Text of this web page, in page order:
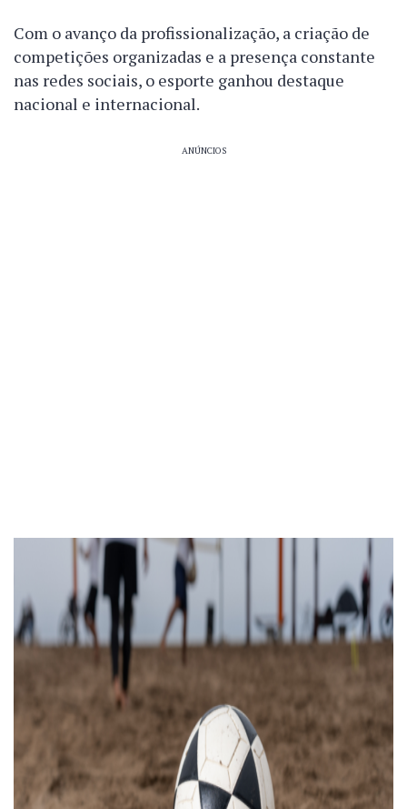
Com o avanço da profissionalização, a criação de
competições organizadas e a presença constante
nas redes sociais, o esporte ganhou destaque
nacional e internacional.
ANÚNCIOS